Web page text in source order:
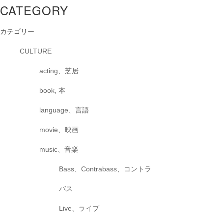
CATEGORY
カテゴリー
CULTURE
acting、芝居
book, 本
language、言語
movie、映画
music、音楽
Bass、Contrabass、コントラ
バス
Live、ライブ